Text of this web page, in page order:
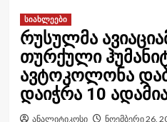
სიახლეები
რუსულმა
თურქული
ავტოკოლონა
დაიჭრა 10
ანალიტიკოსი ნოემბერი 26,